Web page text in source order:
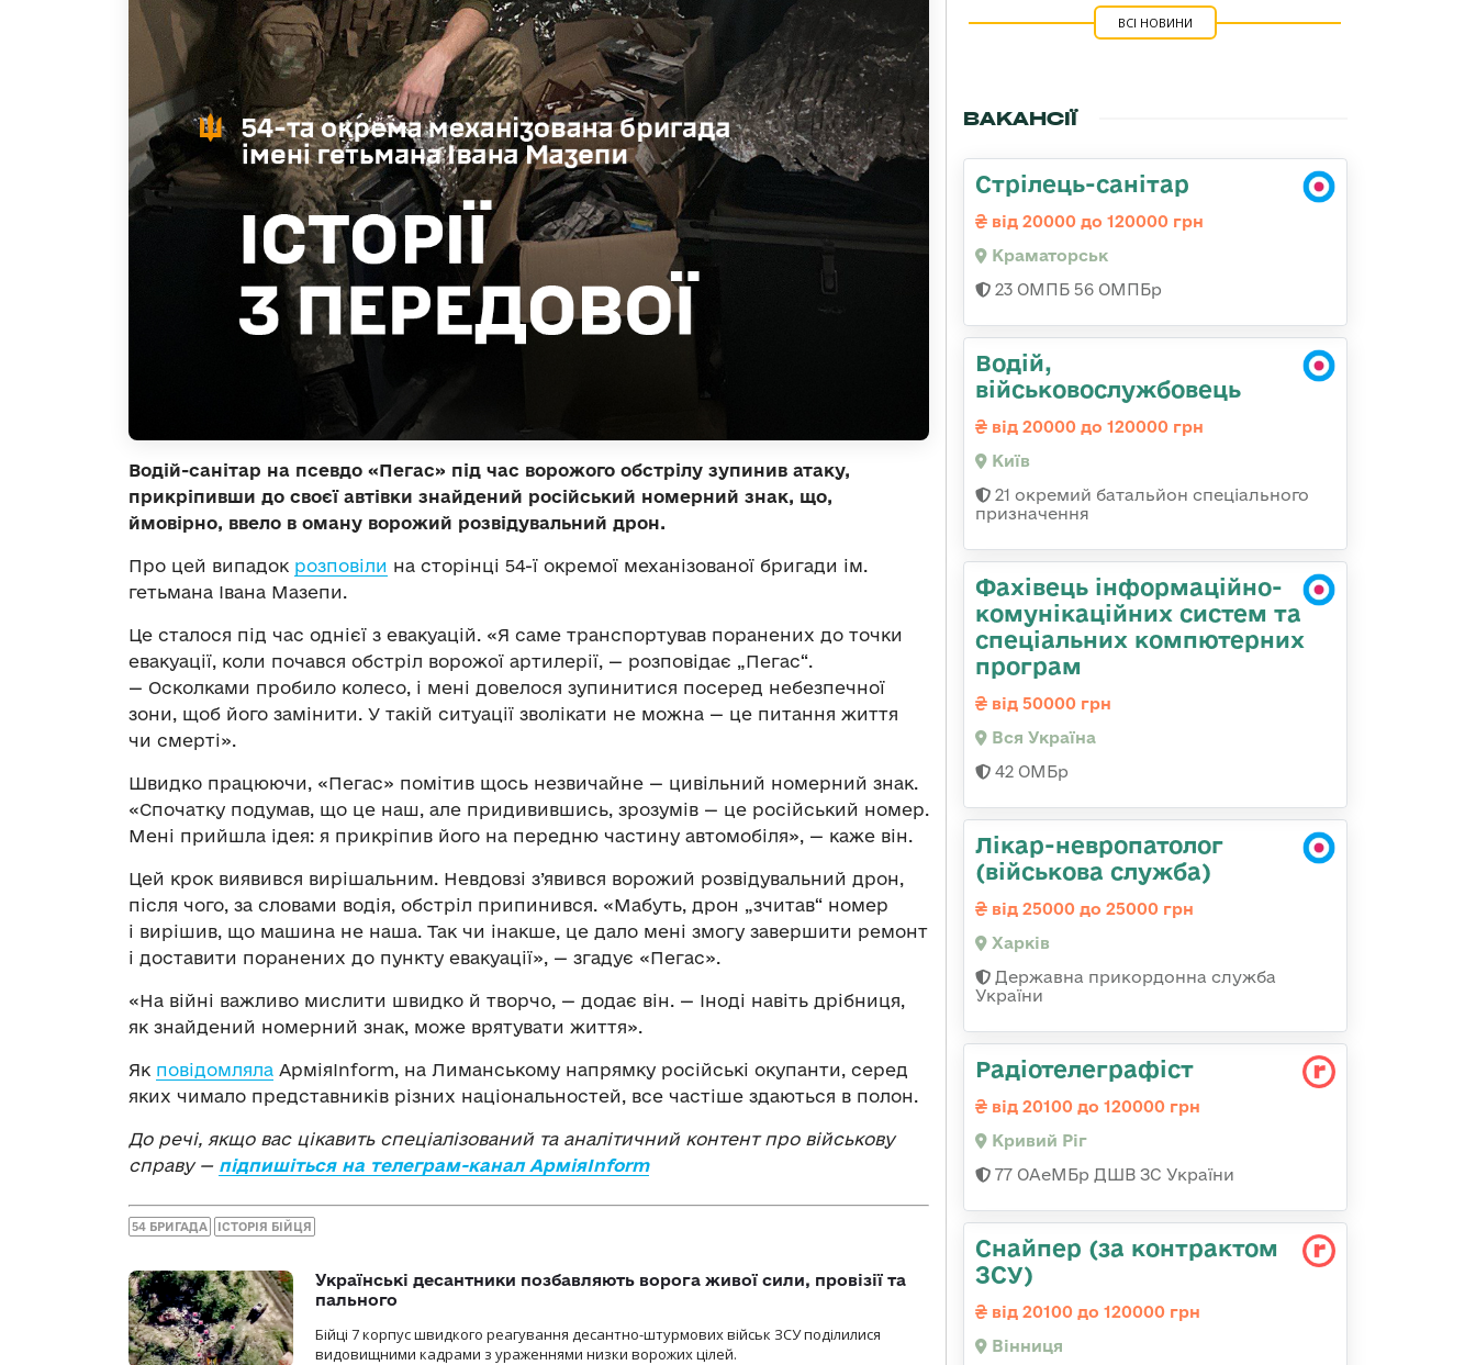
Водій-санітар на псевдо «Пегас» під час ворожого обстрілу зупинив атаку,
прикріпивши до своєї автівки знайдений російський номерний знак, що,
ймовірно, ввело в оману ворожий розвідувальний дрон.
Про цей випадок розповіли на сторінці 54-ї окремої механізованої бригади ім.
гетьмана Івана Мазепи.
Це сталося під час однієї з евакуацій. «Я саме транспортував поранених до точки
евакуації, коли почався обстріл ворожої артилерії, — розповідає „Пегас“.
— Осколками пробило колесо, і мені довелося зупинитися посеред небезпечної
зони, щоб його замінити. У такій ситуації зволікати не можна — це питання життя
чи смерті».
Швидко працюючи, «Пегас» помітив щось незвичайне — цивільний номерний знак.
«Спочатку подумав, що це наш, але придивившись, зрозумів — це російський номер.
Мені прийшла ідея: я прикріпив його на передню частину автомобіля», — каже він.
Цей крок виявився вирішальним. Невдовзі з’явився ворожий розвідувальний дрон,
після чого, за словами водія, обстріл припинився. «Мабуть, дрон „зчитав“ номер
і вирішив, що машина не наша. Так чи інакше, це дало мені змогу завершити ремонт
і доставити поранених до пункту евакуації», — згадує «Пегас».
«На війні важливо мислити швидко й творчо, — додає він. — Іноді навіть дрібниця,
як знайдений номерний знак, може врятувати життя».
Як повідомляла АрміяInform, на Лиманському напрямку російські окупанти, серед
яких чимало представників різних національностей, все частіше здаються в полон.
До речі, якщо вас цікавить спеціалізований та аналітичний контент про військову
справу — підпишіться на телеграм-канал АрміяInform
54 БРИГАДА ІСТОРІЯ БІЙЦЯ
Українські десантники позбавляють ворога живої сили, провізії та
пального
Бійці 7 корпус швидкого реагування десантно-штурмових військ ЗСУ поділилися
видовищними кадрами з ураженнями низки ворожих цілей.
ВСІ НОВИНИ
ВАКАНСІЇ
Стрілець-санітар
від 20000 до 120000 грн
Краматорськ
23 ОМПБ 56 ОМПБр
Водій,
військовослужбовець
від 20000 до 120000 грн
Київ
21 окремий батальйон спеціального
призначення
Фахівець інформаційно-
комунікаційних систем та
спеціальних компютерних
програм
від 50000 грн
Вся Україна
42 ОМБр
Лікар-невропатолог
(військова служба)
від 25000 до 25000 грн
Харків
Державна прикордонна служба
України
Радіотелеграфіст
від 20100 до 120000 грн
Кривий Ріг
77 ОАеМБр ДШВ ЗС України
Снайпер (за контрактом
ЗСУ)
від 20100 до 120000 грн
Вінниця